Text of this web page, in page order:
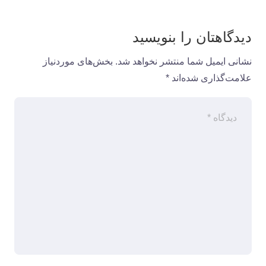
دیدگاهتان را بنویسید
نشانی ایمیل شما منتشر نخواهد شد. بخش‌های موردنیاز
علامت‌گذاری شده‌اند *